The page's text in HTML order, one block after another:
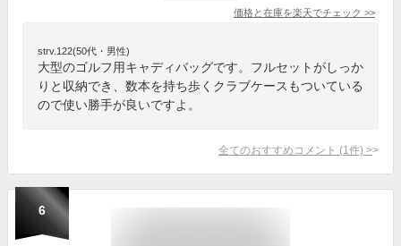
価格と在庫を楽天でチェック >>
strv.122(50代・男性)
大型のゴルフ用キャディバッグです。フルセットがしっか
りと収納でき、数本を持ち歩くクラブケースもついている
ので使い勝手が良いですよ。
全てのおすすめコメント (1 件) >
6